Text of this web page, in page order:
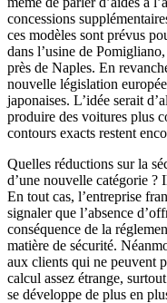
concessions
ces modèles sont prévus
dans l’usine de
près de Naples. En
nouvelle législation
japonaises. L’idée serait
produire des voitures plus
contours exacts restent
Quelles réductions sur la
d’une nouvelle catégorie ?
En tout cas, l’entreprise
signaler que l’absence
conséquence de la
matière de sécurité.
aux clients qui ne peuvent
calcul assez étrange,
se développe de plus en